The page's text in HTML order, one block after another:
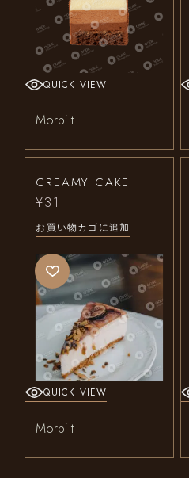
QUICK VIEW
Morbi t
CREAMY CAKE
¥31
お買い物カゴに追加
QUICK VIEW
Morbi t